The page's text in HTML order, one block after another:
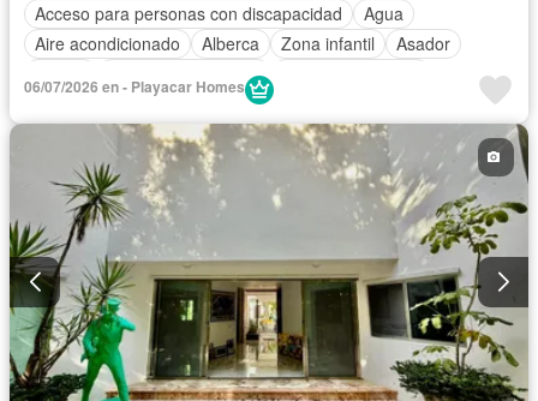
Acceso para personas con discapacidad
Agua
Aire acondicionado
Alberca Zona infantil
Asador
Caseta de vigilancia
Estacionamiento
Recámara con closet
Seguridad
Televisión por cable
Wifi
Zonas verdes
Permite mascotas
Permite niños
Completamente amueblado
06/07/2026 en - Playacar Homes